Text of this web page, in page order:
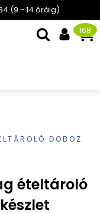
(9 - 14 óráig)
168
DOBOZ
ételtároló